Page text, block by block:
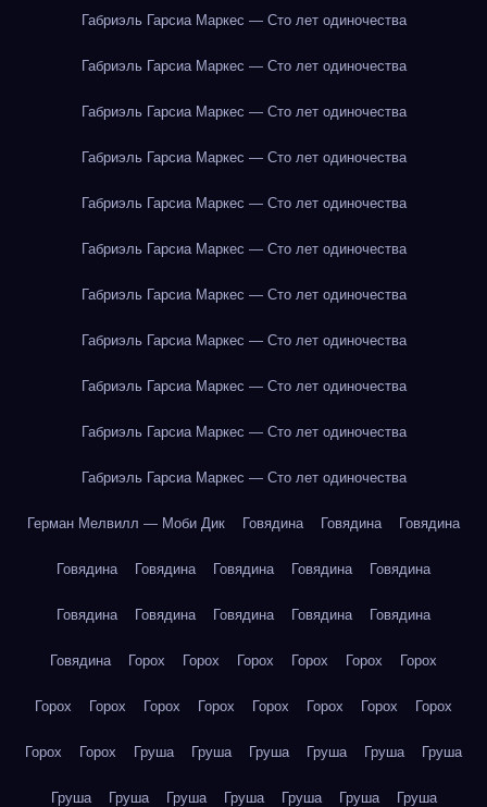
Габриэль Гарсиа Маркес — Сто лет одиночества
Габриэль Гарсиа Маркес — Сто лет одиночества
Габриэль Гарсиа Маркес — Сто лет одиночества
Габриэль Гарсиа Маркес — Сто лет одиночества
Габриэль Гарсиа Маркес — Сто лет одиночества
Габриэль Гарсиа Маркес — Сто лет одиночества
Габриэль Гарсиа Маркес — Сто лет одиночества
Габриэль Гарсиа Маркес — Сто лет одиночества
Габриэль Гарсиа Маркес — Сто лет одиночества
Габриэль Гарсиа Маркес — Сто лет одиночества
Габриэль Гарсиа Маркес — Сто лет одиночества
Герман Мелвилл — Моби Дик Говядина Говядина Говядина
Говядина Говядина Говядина Говядина Говядина
Говядина Говядина Говядина Говядина Говядина
Говядина Горох Горох Горох Горох Горох Горох
Горох Горох Горох Горох Горох Горох Горох Горох
Горох Горох Груша Груша Груша Груша Груша Груша
Груша Груша Груша Груша Груша Груша Груша